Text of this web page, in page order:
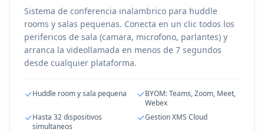
Sistema de conferencia inalambrico para huddle
rooms y salas pequenas. Conecta en un clic todos los
perifericos de sala (camara, microfono, parlantes) y
arranca la videollamada en menos de 7 segundos
desde cualquier plataforma.
Huddle room y sala pequena
BYOM: Teams, Zoom, Meet,
Webex
Hasta 32 dispositivos
simultaneos
Gestion XMS Cloud